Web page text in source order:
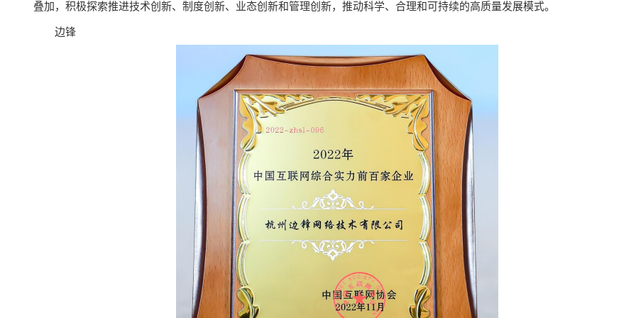
叠加，积极探索推进技术创新、制度创新、业态创新和管理创新，推动科学、合理和可持续的高质量发展模式。
边锋